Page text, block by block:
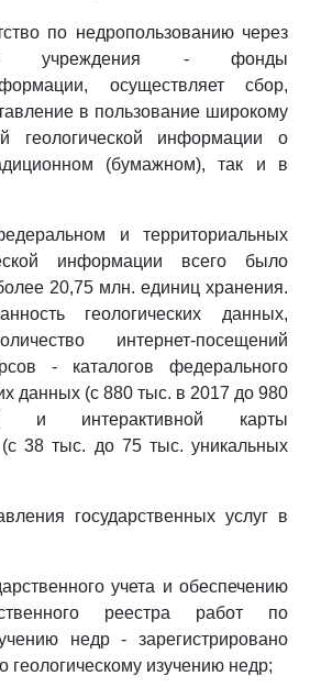
по недропользованию через
учреждения - фонды
осуществляет сбор,
в пользование широкому
геологической информации о
(бумажном), так и в
и территориальных
информации всего было
20,75 млн. единиц хранения.
геологических данных,
интернет-посещений
- каталогов федерального
данных (с 880 тыс. в 2017 до 980
интерактивной карты
(с 38 тыс. до 75 тыс. уникальных
государственных услуг в
учета и обеспечению
реестра работ по
недр - зарегистрировано
геологическому изучению недр;